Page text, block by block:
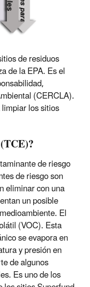
de residuos
de la EPA. Es el
(CERCLA).
los sitios
de riesgo
de riesgo son
eliminar con una
un posible
El
(VOC). Esta
se evapora en
y presión en
de algunos
Es uno de los